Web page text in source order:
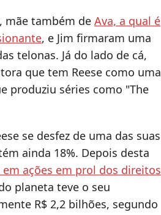
mãe também de Ava, a qual é
, e Jim firmaram uma
telonas. Já do lado de cá,
que tem Reese como uma
produziu séries como "The
se desfez de uma das suas
ainda 18%. Depois desta
ações em prol dos direitos
planeta teve o seu
R$ 2,2 bilhões, segundo